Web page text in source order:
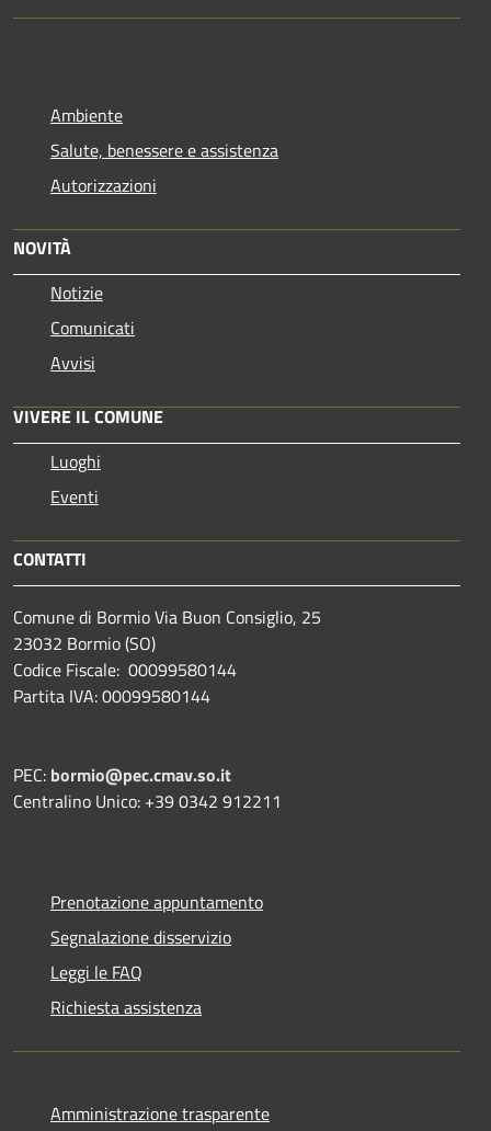
Ambiente
Salute, benessere e assistenza
Autorizzazioni
NOVITÀ
Notizie
Comunicati
Avvisi
VIVERE IL COMUNE
Luoghi
Eventi
CONTATTI
Comune di Bormio Via Buon Consiglio, 25
23032 Bormio (SO)
Codice Fiscale: 00099580144
Partita IVA: 00099580144
PEC: bormio@pec.cmav.so.it
Centralino Unico: +39 0342 912211
Prenotazione appuntamento
Segnalazione disservizio
Leggi le FAQ
Richiesta assistenza
Amministrazione trasparente